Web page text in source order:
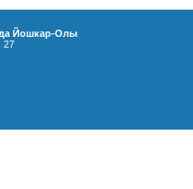
Йошкар-Олы
27